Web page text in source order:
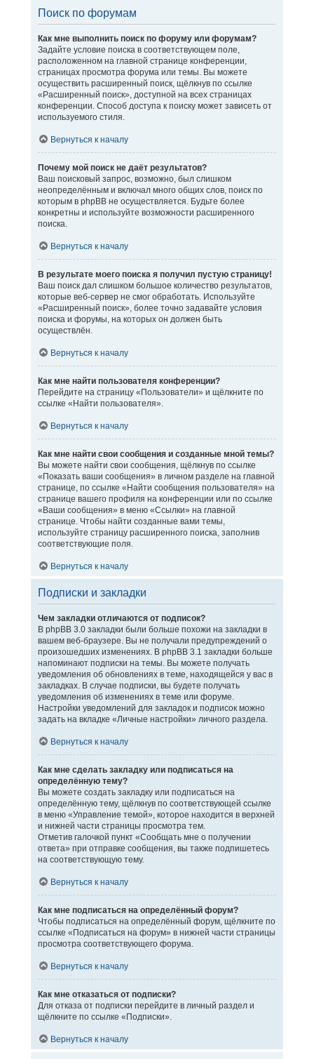
Поиск по форумам
Как мне выполнить поиск по форуму или форумам?
Задайте условие поиска в соответствующем поле,
расположенном на главной странице конференции,
страницах просмотра форума или темы. Вы можете
осуществить расширенный поиск, щёлкнув по ссылке
«Расширенный поиск», доступной на всех страницах
конференции. Способ доступа к поиску может зависеть от
используемого стиля.
Вернуться к началу
Почему мой поиск не даёт результатов?
Ваш поисковый запрос, возможно, был слишком
неопределённым и включал много общих слов, поиск по
которым в phpBB не осуществляется. Будьте более
конкретны и используйте возможности расширенного
поиска.
Вернуться к началу
В результате моего поиска я получил пустую страницу!
Ваш поиск дал слишком большое количество результатов,
которые веб-сервер не смог обработать. Используйте
«Расширенный поиск», более точно задавайте условия
поиска и форумы, на которых он должен быть
осуществлён.
Вернуться к началу
Как мне найти пользователя конференции?
Перейдите на страницу «Пользователи» и щёлкните по
ссылке «Найти пользователя».
Вернуться к началу
Как мне найти свои сообщения и созданные мной темы?
Вы можете найти свои сообщения, щёлкнув по ссылке
«Показать ваши сообщения» в личном разделе на главной
странице, по ссылке «Найти сообщения пользователя» на
странице вашего профиля на конференции или по ссылке
«Ваши сообщения» в меню «Ссылки» на главной
странице. Чтобы найти созданные вами темы,
используйте страницу расширенного поиска, заполнив
соответствующие поля.
Вернуться к началу
Подписки и закладки
Чем закладки отличаются от подписок?
В phpBB 3.0 закладки были больше похожи на закладки в
вашем веб-браузере. Вы не получали предупреждений о
произошедших изменениях. В phpBB 3.1 закладки больше
напоминают подписки на темы. Вы можете получать
уведомления об обновлениях в теме, находящейся у вас в
закладках. В случае подписки, вы будете получать
уведомления об изменениях в теме или форуме.
Настройки уведомлений для закладок и подписок можно
задать на вкладке «Личные настройки» личного раздела.
Вернуться к началу
Как мне сделать закладку или подписаться на
определённую тему?
Вы можете создать закладку или подписаться на
определённую тему, щёлкнув по соответствующей ссылке
в меню «Управление темой», которое находится в верхней
и нижней части страницы просмотра тем.
Отметив галочкой пункт «Сообщать мне о получении
ответа» при отправке сообщения, вы также подпишетесь
на соответствующую тему.
Вернуться к началу
Как мне подписаться на определённый форум?
Чтобы подписаться на определённый форум, щёлкните по
ссылке «Подписаться на форум» в нижней части страницы
просмотра соответствующего форума.
Вернуться к началу
Как мне отказаться от подписки?
Для отказа от подписки перейдите в личный раздел и
щёлкните по ссылке «Подписки».
Вернуться к началу